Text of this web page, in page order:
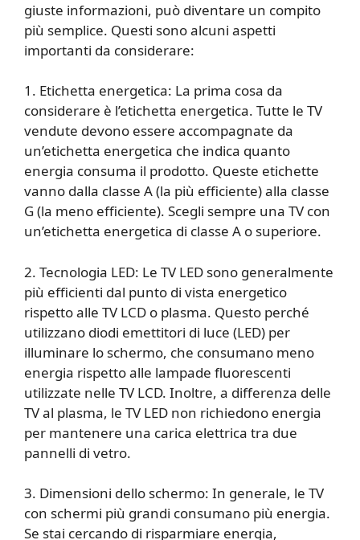
giuste informazioni, può diventare un compito
più semplice. Questi sono alcuni aspetti
importanti da considerare:
1. Etichetta energetica: La prima cosa da
considerare è l’etichetta energetica. Tutte le TV
vendute devono essere accompagnate da
un’etichetta energetica che indica quanto
energia consuma il prodotto. Queste etichette
vanno dalla classe A (la più efficiente) alla classe
G (la meno efficiente). Scegli sempre una TV con
un’etichetta energetica di classe A o superiore.
2. Tecnologia LED: Le TV LED sono generalmente
più efficienti dal punto di vista energetico
rispetto alle TV LCD o plasma. Questo perché
utilizzano diodi emettitori di luce (LED) per
illuminare lo schermo, che consumano meno
energia rispetto alle lampade fluorescenti
utilizzate nelle TV LCD. Inoltre, a differenza delle
TV al plasma, le TV LED non richiedono energia
per mantenere una carica elettrica tra due
pannelli di vetro.
3. Dimensioni dello schermo: In generale, le TV
con schermi più grandi consumano più energia.
Se stai cercando di risparmiare energia,